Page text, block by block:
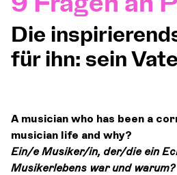
Die
für ihn: sein
A musician who has been a
musician life and why?
Ein/e Musiker/in, der/die ein
Musikerlebens war und warum?
DIE OCG
Sich